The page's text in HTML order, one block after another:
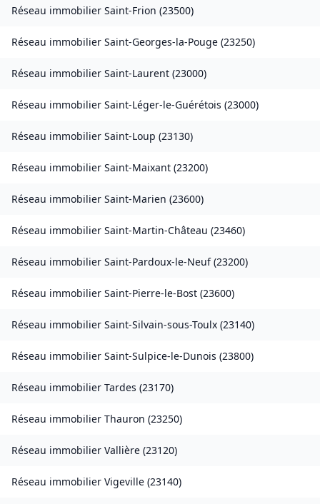
Réseau immobilier Saint-Frion (23500)
Réseau immobilier Saint-Georges-la-Pouge (23250)
Réseau immobilier Saint-Laurent (23000)
Réseau immobilier Saint-Léger-le-Guérétois (23000)
Réseau immobilier Saint-Loup (23130)
Réseau immobilier Saint-Maixant (23200)
Réseau immobilier Saint-Marien (23600)
Réseau immobilier Saint-Martin-Château (23460)
Réseau immobilier Saint-Pardoux-le-Neuf(23200)
Réseau immobilier Saint-Pierre-le-Bost (23600)
Réseau immobilier Saint-Silvain-sous-Toulx (23140)
Réseau immobilier Saint-Sulpice-le-Dunois (23800)
Réseau immobilier Tardes (23170)
Réseau immobilier Thauron (23250)
Réseau immobilier Vallière (23120)
Réseau immobilier Vigeville (23140)